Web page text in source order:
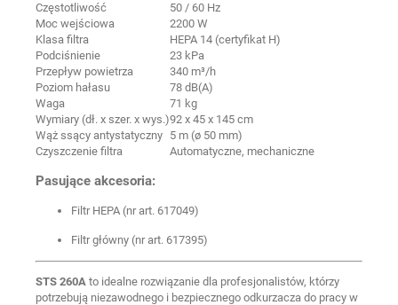
Częstotliwość
50 / 60 Hz
Moc wejściowa
2200 W
Klasa filtra
HEPA 14 (certyfikat H)
Podciśnienie
23 kPa
Przepływ powietrza
340 m³/h
Poziom hałasu
78 dB(A)
Waga
71 kg
Wymiary (dł. x szer. x wys.)92 x 45 x 145 cm
Wąż ssący antystatyczny 5 m (ø 50 mm)
Czyszczenie filtra
Automatyczne, mechaniczne
Pasujące akcesoria:
Filtr HEPA (nr art. 617049)
Filtr główny (nr art. 617395)
STS 260A to idealne rozwiązanie dla profesjonalistów, którzy
potrzebują niezawodnego i bezpiecznego odkurzacza do pracy w